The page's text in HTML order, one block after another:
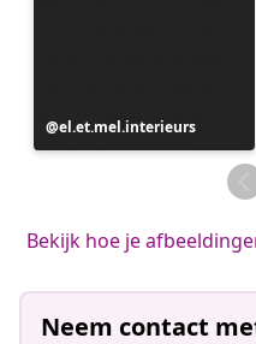
Bericht
gepubliceerd
el.et.mel.interieurs
Bekijk hoe je
Neem contact